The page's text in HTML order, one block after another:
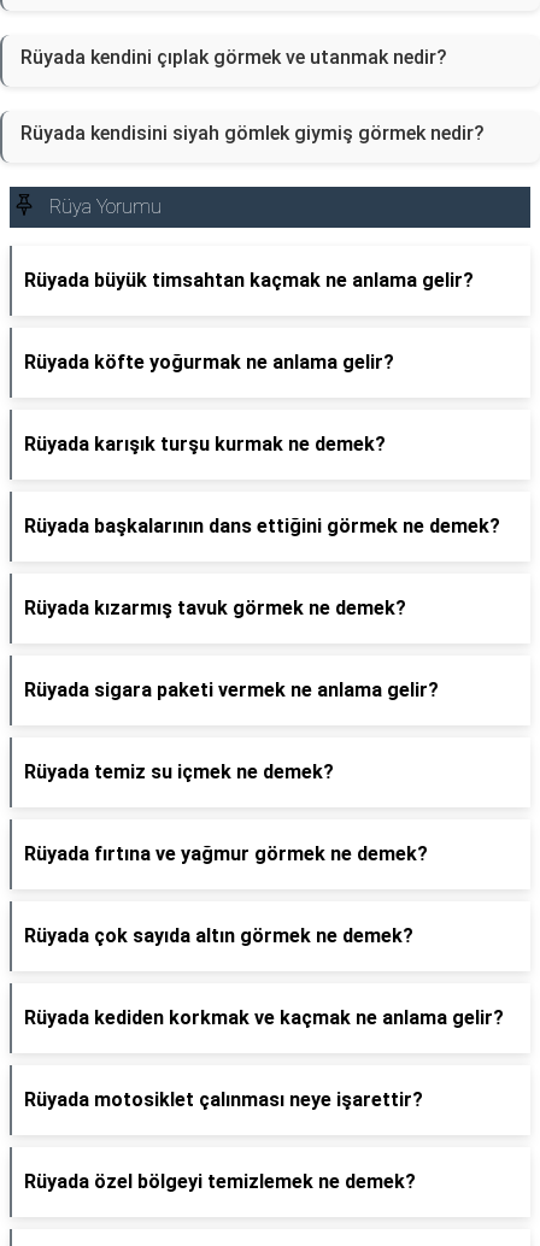
Rüyada kendini çıplak görmek ve utanmak nedir?
Rüyada kendisini siyah gömlek giymiş görmek nedir?
Rüya Yorumu
Rüyada büyük timsahtan kaçmak ne anlama gelir?
Rüyada köfte yoğurmak ne anlama gelir?
Rüyada karışık turşu kurmak ne demek?
Rüyada başkalarının dans ettiğini görmek ne demek?
Rüyada kızarmış tavuk görmek ne demek?
Rüyada sigara paketi vermek ne anlama gelir?
Rüyada temiz su içmek ne demek?
Rüyada fırtına ve yağmur görmek ne demek?
Rüyada çok sayıda altın görmek ne demek?
Rüyada kediden korkmak ve kaçmak ne anlama gelir?
Rüyada motosiklet çalınması neye işarettir?
Rüyada özel bölgeyi temizlemek ne demek?